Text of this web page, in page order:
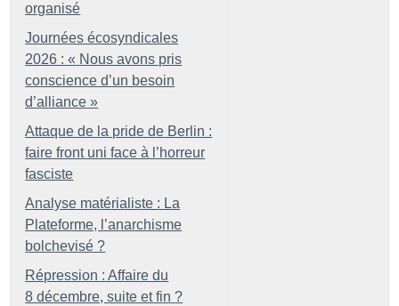
organisé
Journées écosyndicales
2026 : « Nous avons pris
conscience d’un besoin
d’alliance »
Attaque de la pride de Berlin :
faire front uni face à l’horreur
fasciste
Analyse matérialiste : La
Plateforme, l’anarchisme
bolchevisé ?
Répression : Affaire du
8 décembre, suite et fin ?